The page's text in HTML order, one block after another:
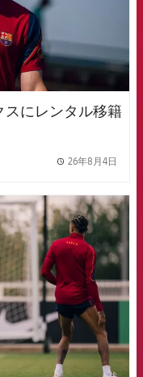
にレンタル移籍
26年8月4日
badge